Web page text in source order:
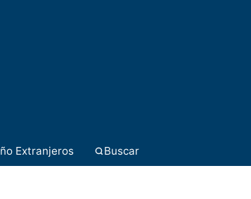
Extranjeros Buscar